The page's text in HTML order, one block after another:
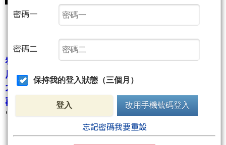
看看今年大單吃得有多爽?(到目前為止才過了四個
月,kobepenny休假也多,就吃了這麼多!)
2000點以上的單子有超過10筆了嗎?
再加上一堆超級倍數!
""
看看今年大單吃得有多爽?""
密碼一
密碼二
保持我的登入狀態（三個月）
登入 改用手機號碼登入
忘記密碼我要重設